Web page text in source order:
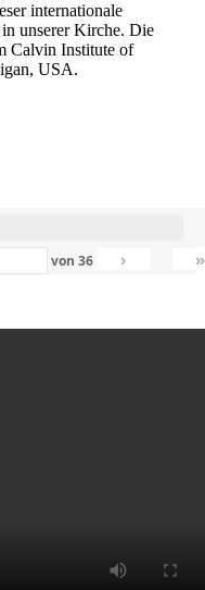
internationale
in unserer Kirche. Die
Calvin Institute of
USA.
von36 › »